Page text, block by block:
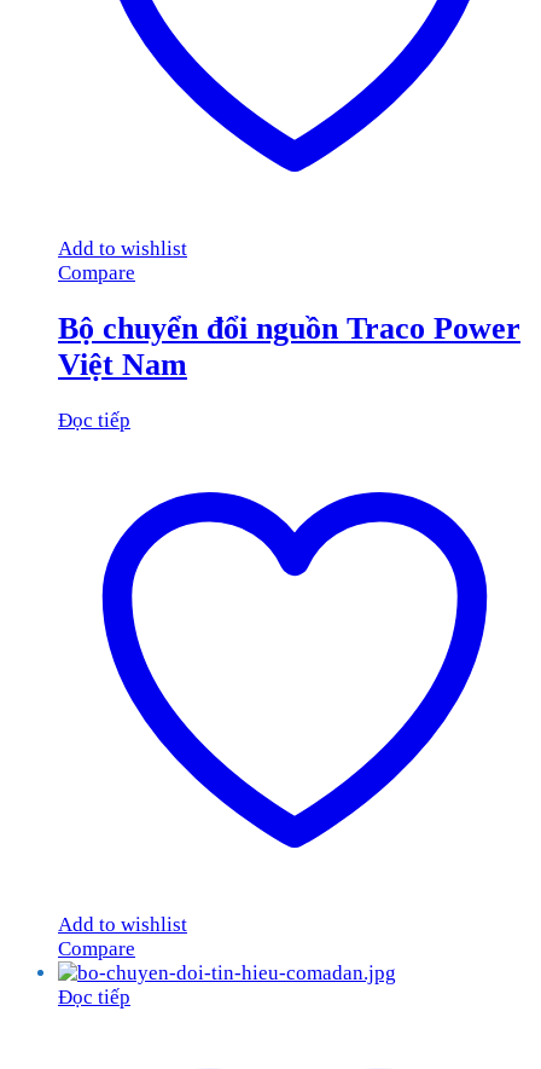
Add to wishlist
Compare
Bộ chuyển đổi nguồn Traco Power
Việt Nam
Đọc tiếp
Add to wishlist
Compare
Đọc tiếp